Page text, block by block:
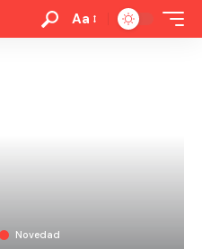
Aa
Novedad